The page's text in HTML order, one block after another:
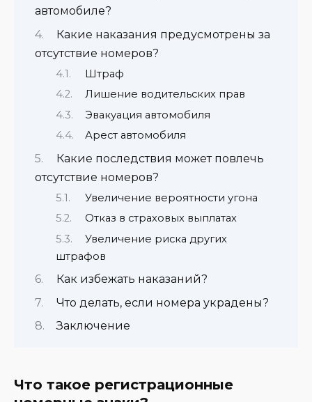
автомобиле?
Какие наказания предусмотрены за
отсутствие номеров?
Штраф
Лишение водительских прав
Эвакуация автомобиля
Арест автомобиля
Какие последствия может повлечь
отсутствие номеров?
Увеличение вероятности угона
Отказ в страховых выплатах
Увеличение риска других
штрафов
Как избежать наказаний?
Что делать, если номера украдены?
Заключение
Что такое регистрационные